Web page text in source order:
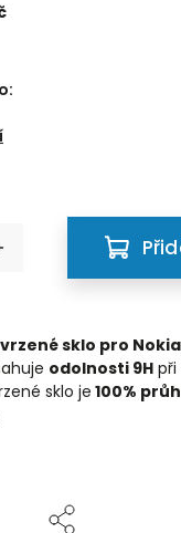
sklo pro
odolnosti 9H
sklo je 100%